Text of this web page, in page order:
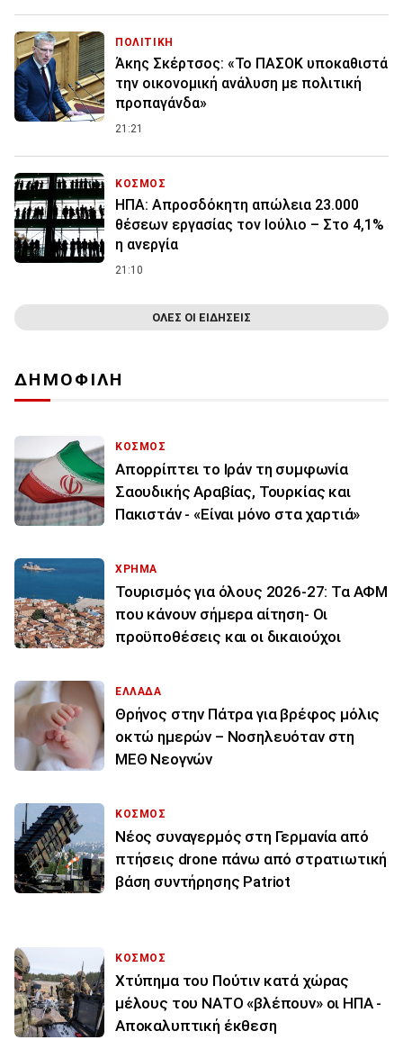
ΠΟΛΙΤΙΚΗ
Άκης Σκέρτσος: «Το ΠΑΣΟΚ υποκαθιστά
την οικονομική ανάλυση με πολιτική
προπαγάνδα»
21:21
ΚΟΣΜΟΣ
ΗΠΑ: Απροσδόκητη απώλεια 23.000
θέσεων εργασίας τον Ιούλιο – Στο 4,1%
η ανεργία
21:10
ΟΛΕΣ ΟΙ ΕΙΔΗΣΕΙΣ
ΔΗΜΟΦΙΛΗ
ΚΟΣΜΟΣ
Απορρίπτει το Ιράν τη συμφωνία
Σαουδικής Αραβίας, Τουρκίας και
Πακιστάν - «Είναι μόνο στα χαρτιά»
ΧΡΗΜΑ
Τουρισμός για όλους 2026-27: Τα ΑΦΜ
που κάνουν σήμερα αίτηση- Οι
προϋποθέσεις και οι δικαιούχοι
ΕΛΛΑΔΑ
Θρήνος στην Πάτρα για βρέφος μόλις
οκτώ ημερών – Νοσηλευόταν στη
ΜΕΘ Νεογνών
ΚΟΣΜΟΣ
Νέος συναγερμός στη Γερμανία από
πτήσεις drone πάνω από στρατιωτική
βάση συντήρησης Patriot
ΚΟΣΜΟΣ
Χτύπημα του Πούτιν κατά χώρας
μέλους του ΝΑΤΟ «βλέπουν» οι ΗΠΑ -
Αποκαλυπτική έκθεση